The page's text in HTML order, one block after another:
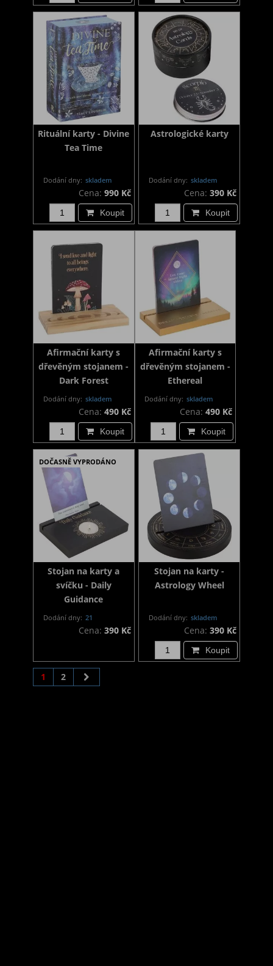
Rituální karty - Divine
Tea Time
Dodání dny: skladem
Cena: 990 Kč
Koupit
Astrologické karty
Dodání dny: skladem
Cena: 390 Kč
Koupit
Afirmační karty s
dřevěným stojanem -
Dark Forest
Dodání dny: skladem
Cena: 490 Kč
Koupit
Afirmační karty s
dřevěným stojanem -
Ethereal
Dodání dny: skladem
Cena:490 Kč
Koupit
DOČASNĚ VYPRODÁNO
Stojan na karty a
svíčku - Daily
Guidance
Dodání dny: 21
Cena: 390 Kč
Stojan na karty -
Astrology Wheel
Dodání dny: skladem
Cena: 390 Kč
Koupit
1 2